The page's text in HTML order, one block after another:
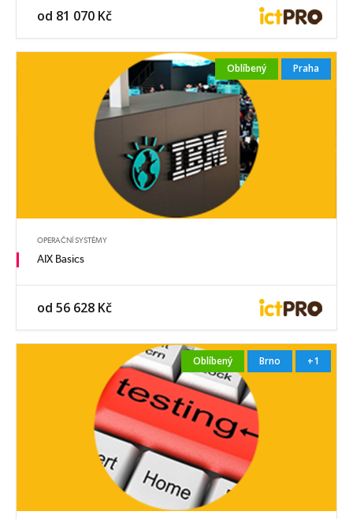
od 81 070 Kč
Oblíbený Praha
OPERAČNÍ SYSTÉMY
AIX Basics
od 56 628 Kč
Oblíbený Brno +1